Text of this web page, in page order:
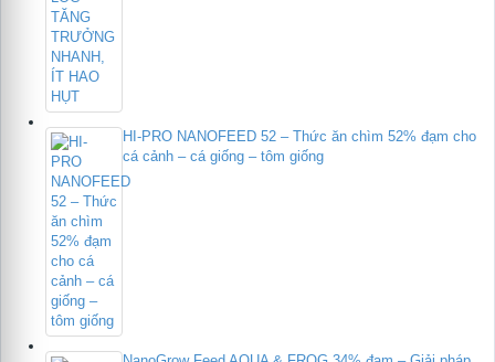
HI-PRO NANOFEED 52 – Thức ăn chìm 52% đạm cho
cá cảnh – cá giống – tôm giống